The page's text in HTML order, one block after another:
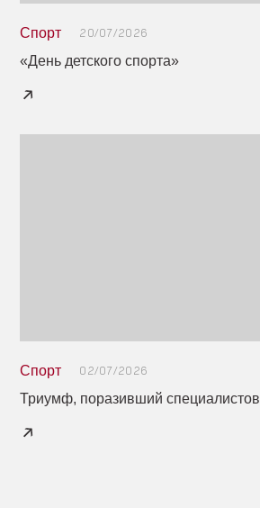
Спорт 20/07/2026
«День детского спорта»
Спорт 02/07/2026
Триумф, поразивший специалистов